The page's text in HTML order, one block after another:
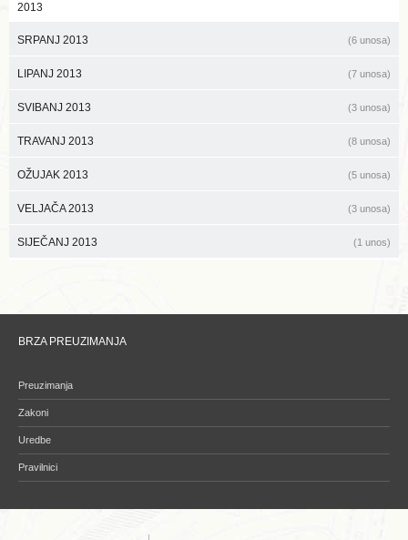
2013
SRPANJ 2013 (6 unosa)
LIPANJ 2013 (7 unosa)
SVIBANJ 2013 (3 unosa)
TRAVANJ 2013 (8 unosa)
OŽUJAK 2013 (5 unosa)
VELJAČA 2013 (3 unosa)
SIJEČANJ 2013 (1 unos)
BRZA PREUZIMANJA
Preuzimanja
Zakoni
Uredbe
Pravilnici